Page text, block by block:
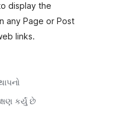
display the
any Page or Post
links.
કર્યું છે